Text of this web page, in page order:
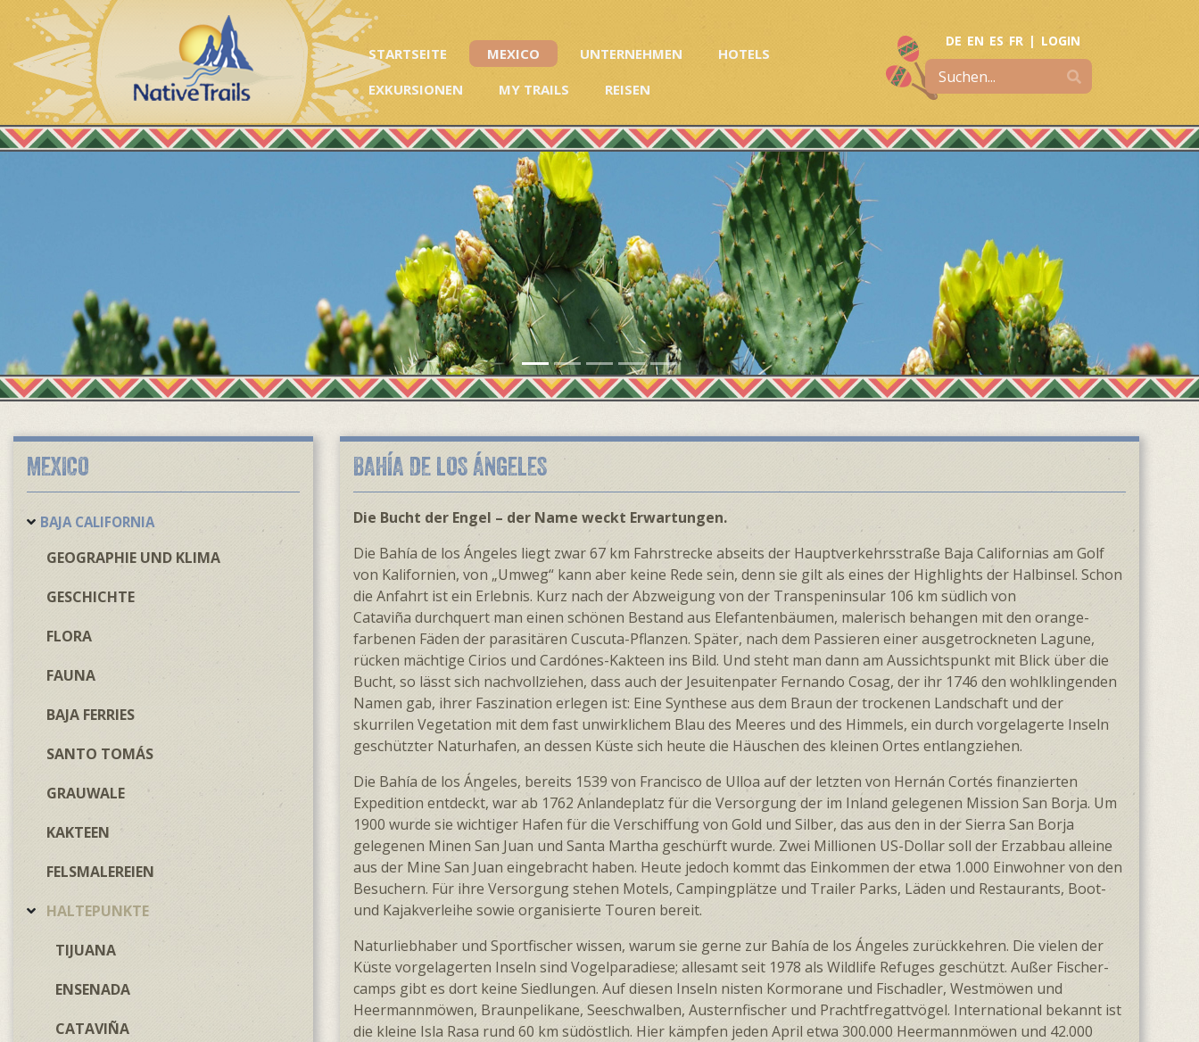
STARTSEITE MEXICO UNTERNEHMEN
HOTELS
EXKURSIONEN
MY TRAILS REISEN
DE EN ES FR | LOGIN
MEXICO
BAJA CALIFORNIA
GEOGRAPHIE UND KLIMA
GESCHICHTE
FLORA
FAUNA
BAJA FERRIES
SANTO TOMÁS
GRAUWALE
KAKTEEN
FELSMALEREIEN
HALTEPUNKTE
TIJUANA
ENSENADA
CATAVIÑA
BAHÍA DE LOS ÁNGELES
Die Bucht der Engel – der Name weckt Erwartungen.
Die Bahía de los Ángeles liegt zwar 67 km Fahrstrecke abseits der Hauptverkehrsstraße Baja Californias am Golf
von Kali­fornien, von „Umweg“ kann aber keine Rede sein, denn sie gilt als eines der Highlights der Halbinsel. Schon
die Anfahrt ist ein Erlebnis. Kurz nach der Abzweigung von der Trans­peninsular 106 km südlich von
Cataviña durchquert man einen schönen Bestand aus Elefanten­bäumen, malerisch behangen mit den orange­
farbenen Fäden der parasitären Cuscuta-Pflanzen. Später, nach dem Passieren einer ausge­trockneten Lagune,
rücken mächtige Cirios und Cardónes-Kakteen ins Bild. Und steht man dann am Aussichts­punkt mit Blick über die
Bucht, so lässt sich nachvoll­ziehen, dass auch der Jesuiten­pater Fernando Cosag, der ihr 1746 den wohlklingenden
Namen gab, ihrer Faszination erlegen ist: Eine Synthese aus dem Braun der trockenen Landschaft und der
skurrilen Vegetation mit dem fast unwirklichem Blau des Meeres und des Himmels, ein durch vorge­lagerte Inseln
geschützter Natur­hafen, an dessen Küste sich heute die Häuschen des kleinen Ortes entlangziehen.
Die Bahía de los Ángeles, bereits 1539 von Francisco de Ulloa auf der letzten von Hernán Cortés finanzierten
Expedition entdeckt, war ab 1762 Anlande­platz für die Versor­gung der im Inland gelegenen Mission San Borja. Um
1900 wurde sie wichtiger Hafen für die Verschiffung von Gold und Silber, das aus den in der Sierra San Borja
gelegenen Minen San Juan und Santa Martha geschürft wurde. Zwei Millionen US-Dollar soll der Erzabbau alleine
aus der Mine San Juan einge­bracht haben. Heute jedoch kommt das Einkommen der etwa 1.000 Einwohner von den
Besuchern. Für ihre Versor­gung stehen Motels, Campingplätze und Trailer Parks, Läden und Restaurants, Boot-
und Kajak­verleihe sowie organisierte Touren bereit.
Naturliebhaber und Sportfischer wissen, warum sie gerne zur Bahía de los Ángeles zurückkehren. Die vielen der
Küste vorge­lagerten Inseln sind Vogel­paradiese; allesamt seit 1978 als Wildlife Refuges geschützt. Außer Fischer­
camps gibt es dort keine Siedlungen. Auf diesen Inseln nisten Kormorane und Fisch­adler, Westmöwen und
Heermann­möwen, Braun­pelikane, See­schwalben, Austern­fischer und Pracht­fregattvögel. Inter­national bekannt ist
die kleine Isla Rasa rund 60 km südöstlich. Hier kämpfen jeden April etwa 300.000 Heermann­möwen und 42.000